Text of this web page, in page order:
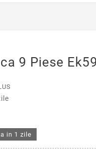
9 Piese
in 1 zile